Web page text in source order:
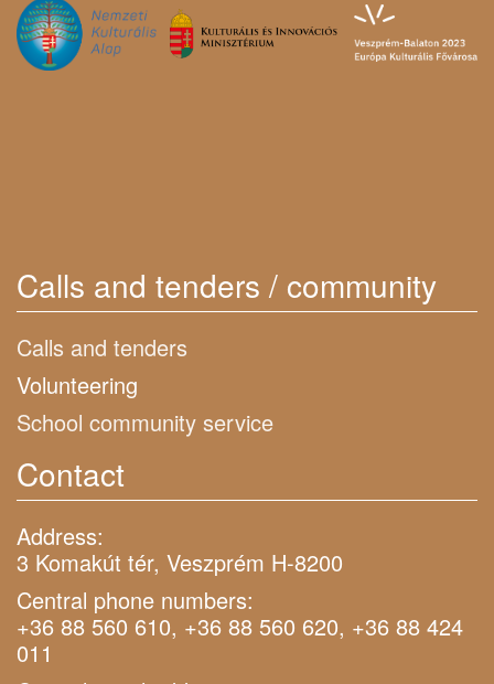
Calls and tenders / community
Calls and tenders
Volunteering
School community service
Contact
Address:
3 Komakút tér, Veszprém H-8200
Central phone numbers:
+36 88 560 610, +36 88 560 620, +36 88 424
011